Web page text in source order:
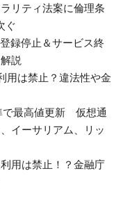
リティ法案に倫理条
ぐ
録停止＆サービス終
説
用は禁止？違法性や金
で最高値更新 仮想通
イーサリアム、リッ
用は禁止！？金融庁